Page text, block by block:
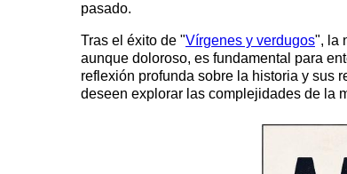
pasado.
Tras el éxito de "Vírgenes y verdugos", la
aunque doloroso, es fundamental para
reflexión profunda sobre la historia y sus
deseen explorar las complejidades de la